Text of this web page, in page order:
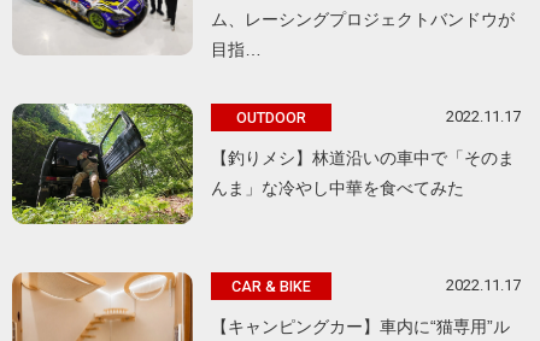
ム、レーシングプロジェクトバンドウが
目指…
OUTDOOR 2022.11.17
【釣りメシ】林道沿いの車中で「そのま
んま」な冷やし中華を食べてみた
CAR & BIKE 2022.11.17
【キャンピングカー】車内に“猫専用”ル